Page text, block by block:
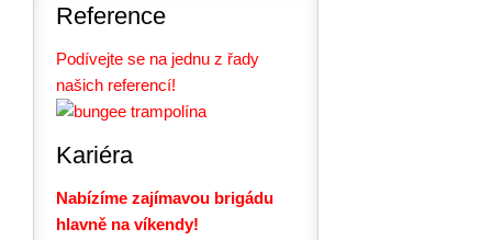
Reference
Podívejte se na jednu z řady
našich referencí!
Kariéra
Nabízíme zajímavou brigádu
hlavně na víkendy!